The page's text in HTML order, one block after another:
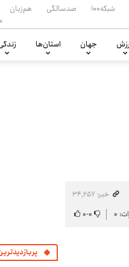
شبکه۱۰۰ صدسالگی هم‌زبان
جهان استان‌ها
خبر: ۳۴٬۲۵۷
۰ ۰-۰